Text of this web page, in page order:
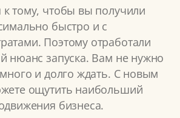
тому, чтобы вы получили
быстро и с
Поэтому отработали
нюанс запуска. Вам не нужно
много и долго ждать. С новым
ощутить наибольший
бизнеса.